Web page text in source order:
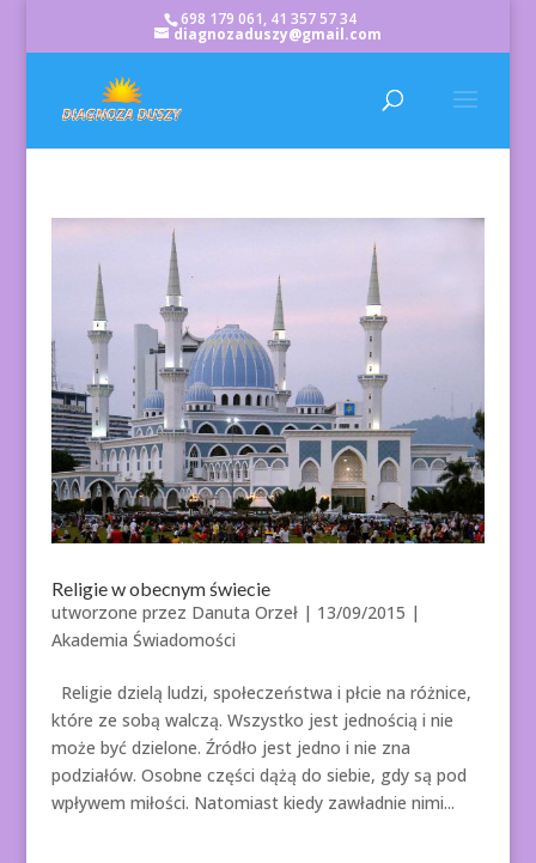
698 179 061, 41 357 57 34
diagnozaduszy@gmail.com
Religie w obecnym świecie
utworzone przez Danuta Orzeł| 13/09/2015 |
Akademia Świadomości
Religie dzielą ludzi, społeczeństwa i płcie na różnice,
które ze sobą walczą. Wszystko jest jednością i nie
może być dzielone. Źródło jest jedno i nie zna
podziałów. Osobne części dążą do siebie, gdy są pod
wpływem miłości. Natomiast kiedy zawładnie nimi...